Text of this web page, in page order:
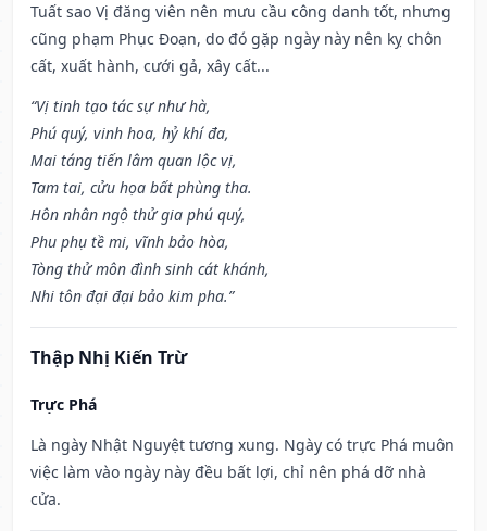
Tuất sao Vị đăng viên nên mưu cầu công danh tốt, nhưng
cũng phạm Phục Đoạn, do đó gặp ngày này nên kỵ chôn
cất, xuất hành, cưới gả, xây cất...
“Vị tinh tạo tác sự như hà,
Phú quý, vinh hoa, hỷ khí đa,
Mai táng tiến lâm quan lộc vị,
Tam tai, cửu họa bất phùng tha.
Hôn nhân ngộ thử gia phú quý,
Phu phụ tề mi, vĩnh bảo hòa,
Tòng thử môn đình sinh cát khánh,
Nhi tôn đại đại bảo kim pha.”
Thập Nhị Kiến Trừ
Trực Phá
Là ngày Nhật Nguyệt tương xung. Ngày có trực Phá muôn
việc làm vào ngày này đều bất lợi, chỉ nên phá dỡ nhà
cửa.